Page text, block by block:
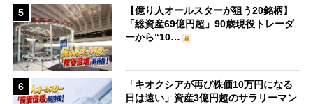
5
【億り人オールスターが狙う20銘柄】
「総資産69億円超」90歳現役トレーダ
ーから“10…
6
「キオクシアが再び株価10万円になる
日は遠い」資産3億円超のサラリーマン